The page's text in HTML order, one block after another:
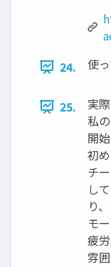
24.
使
25.
実
私
開
初
チ
し
り
モ
疲
雰